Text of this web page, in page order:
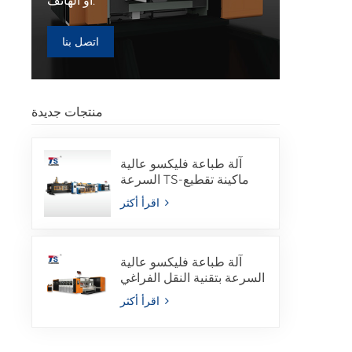
اتصل بنا
منتجات جديدة
آلة طباعة فليكسو عالية
السرعة TS-ماكينة تقطيع
وقص مع صمغ مجلد مدمج
آلة طباعة فليكسو عالية
السرعة بتقنية النقل الفراغي
الكامل TSG2S